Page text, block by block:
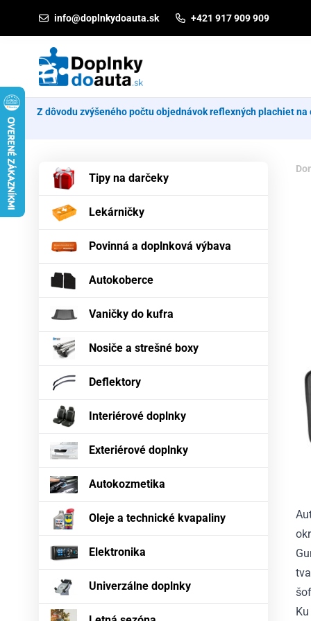
info@doplnkydoauta.sk +421 917 909 909
Z dôvodu zvýšeného počtu objednávok reflexných plachiet
Tipy na darčeky
Lekárničky
Povinná a doplnková výbava
Autokoberce
Vaničky do kufra
Nosiče a strešné boxy
Deflektory
Interiérové doplnky
Exteriérové doplnky
Autokozmetika
Oleje a technické kvapaliny
Elektronika
Univerzálne doplnky